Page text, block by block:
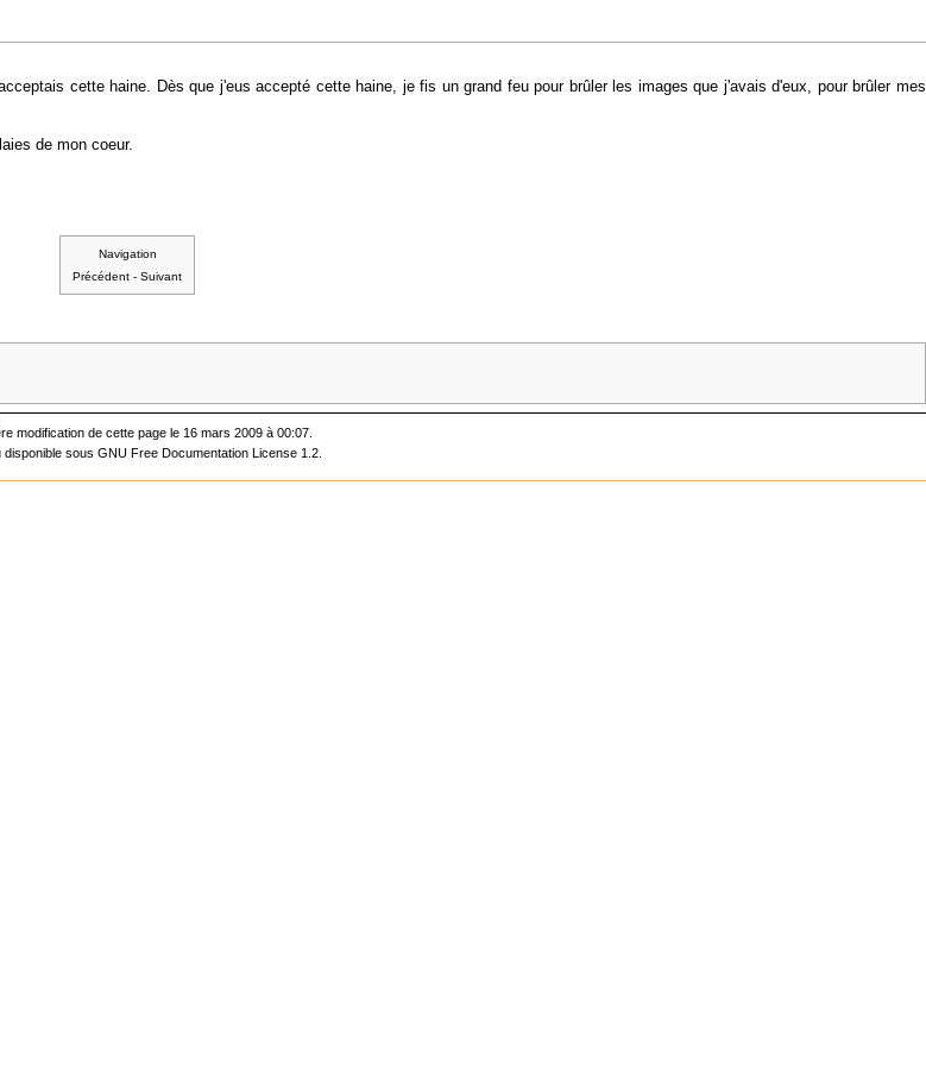
cette haine. Dès que j'eus accepté cette haine, je fis un grand feu pour brûler les images que j'avais d'eux, pour brûler mes
de mon coeur.
Navigation
Précédent - Suivant
modification de cette page le 16 mars 2009 à 00:07.
disponible sousGNU Free Documentation License 1.2